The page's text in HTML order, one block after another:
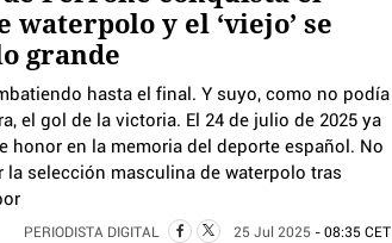
waterpolo y el ‘viejo’ se
grande
hasta el final. Y suyo, como no podía
el gol de la victoria. El 24 de julio de 2025 ya
honor en la memoria del deporte español. No
selección masculina de waterpolo tras
PERIODISTA DIGITAL 25 Jul 2025 - 08:35 CET